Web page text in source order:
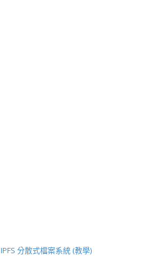
IPFS 分散式檔案系統 (教學)